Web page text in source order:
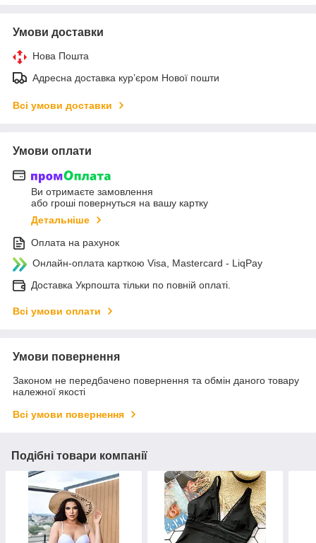
Умови доставки
Нова Пошта
Адресна доставка курʼєром Нової пошти
Всі умови доставки
Умови оплати
Ви отримаєте замовлення
або гроші повернуться на вашу картку
Детальніше
Оплата на рахунок
Онлайн-оплата карткою Visa, Mastercard - LiqPay
Доставка Укрпошта тільки по повній оплаті.
Всі умови оплати
Умови повернення
Законом не передбачено повернення та обмін даного товару
належної якості
Всі умови повернення
Подібні товари компанії